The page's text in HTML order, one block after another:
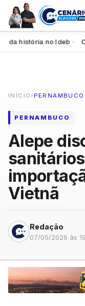
no Ideb
INÍCIO ›PERNAMBUCO
PERNAMBUCO
Alepe
Vietnã
Redação
07/05/2026 às